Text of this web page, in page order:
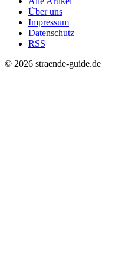
Über uns
Impressum
Datenschutz
RSS
© 2026 straende-guide.de